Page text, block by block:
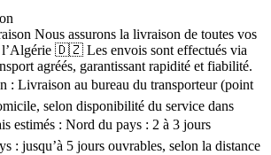
Nous assurons la livraison de toutes vos
l’Algérie 🇩🇿 Les envois sont effectués via
agréés, garantissant rapidité et fiabilité.
: Livraison au bureau du transporteur (point
selon disponibilité du service dans
estimés : Nord du pays : 2 à 3 jours
: jusqu’à 5 jours ouvrables, selon la distance